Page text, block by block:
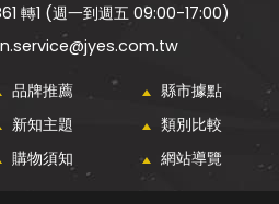
轉1 (週一到週五 09:00-17:00)
品牌推薦
縣市據點
新知主題
類別比較
購物須知 網站導覽